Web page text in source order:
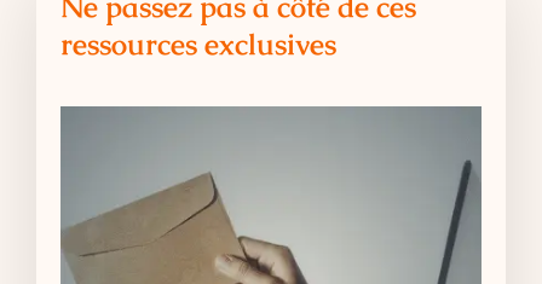
ressources exclusives